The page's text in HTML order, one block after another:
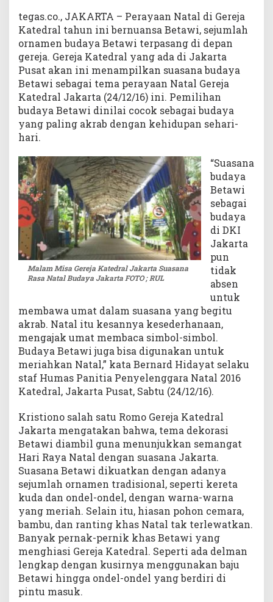
a
s
a
n
a
R
a
s
a
N
a
l
B
u
d
a
y
J
a
k
r
t
tegas.co., JAKARTA – Perayaan Natal di Gereja
Katedral tahun ini bernuansa Betawi, sejumlah
ornamen budaya Betawi terpasang di depan
gereja. Gereja Katedral yang ada di Jakarta
Pusat akan ini menampilkan suasana budaya
Betawi sebagai tema perayaan Natal Gereja
Katedral Jakarta (24/12/16) ini. Pemilihan
budaya Betawi dinilai cocok sebagai budaya
yang paling akrab dengan kehidupan sehari-
hari.
Malam Misa Gereja Katedral Jakarta Suasana
Rasa Natal Budaya Jakarta FOTO ; RUL
“Suasana
budaya
Betawi
sebagai
budaya
di DKI
Jakarta
pun
tidak
absen
untuk
membawa umat dalam suasana yang begitu
akrab. Natal itu kesannya kesederhanaan,
mengajak umat membaca simbol-simbol.
Budaya Betawi juga bisa digunakan untuk
meriahkan Natal,” kata Bernard Hidayat selaku
staf Humas Panitia Penyelenggara Natal 2016
Katedral, Jakarta Pusat, Sabtu (24/12/16).
Kristiono salah satu Romo Gereja Katedral
Jakarta mengatakan bahwa, tema dekorasi
Betawi diambil guna menunjukkan semangat
Hari Raya Natal dengan suasana Jakarta.
Suasana Betawi dikuatkan dengan adanya
sejumlah ornamen tradisional, seperti kereta
kuda dan ondel-ondel, dengan warna-warna
yang meriah. Selain itu, hiasan pohon cemara,
bambu, dan ranting khas Natal tak terlewatkan.
Banyak pernak-pernik khas Betawi yang
menghiasi Gereja Katedral. Seperti ada delman
lengkap dengan kusirnya menggunakan baju
Betawi hingga ondel-ondel yang berdiri di
pintu masuk.